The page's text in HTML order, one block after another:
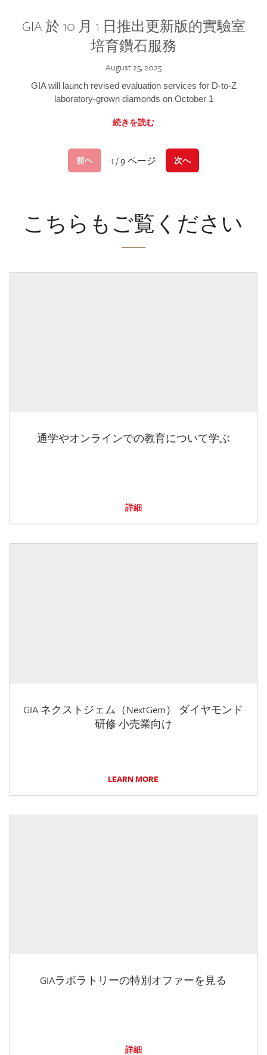
GIA 於 10 月 1 日推出更新版的實驗室
培育鑽石服務
August 25, 2025
GIA will launch revised evaluation services for D-to-Z
laboratory-grown diamonds on October 1
続きを読む
前へ 1 / 9 ページ 次へ
こちらもご覧ください
通学やオンラインでの教育について学ぶ
詳細
GIA ネクストジェム（NextGem） ダイヤモンド
研修 小売業向け
LEARN MORE
GIAラボラトリーの特別オファーを見る
詳細